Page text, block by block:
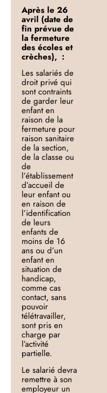
Après le26
avril (date de
fin prévue de
la fermeture
des écoles et
crèches), :
Les salariés de
droit privé qui
sont contraints
de garder leur
enfant en
raison de la
fermeture pour
raisonsanitaire
de la section,
de la classe ou
de
l’établissement
d’accueil de
leur enfant ou
en raison de
l’identification
de leurs
enfants de
moins de 16
ans ou d’un
enfant en
situation de
handicap,
comme cas
contact, sans
pouvoir
télétravailler,
sont pris en
charge par
l’activité
partielle.
Le salarié devra
remettre à son
employeur un